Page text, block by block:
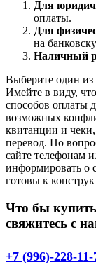
Для
оплаты.
Для
на
Наличный
Выберите один из
Имейте в виду,
способов оплаты
возможных
квитанции и
перевод. По
сайте телефонам
информировать о
готовы к
Что бы
свяжитесь с
+7 (996)-228-11-